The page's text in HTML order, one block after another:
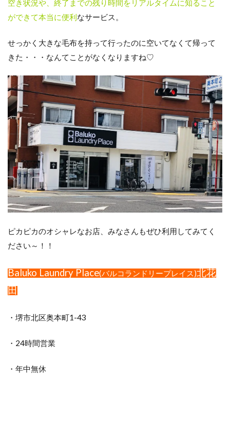
空き状況や、終了までの残り時間をリアルタイムに知ること
ができて本当に便利 なサービス。
せっかく大きな毛布を持って行ったのに空いてなくて帰って
きた・・・なんてことがなくなりますね♡
ピカピカのオシャレなお店、みなさんもぜひ利用してみてく
ださい～！！
Baluko Laundry Place(バルコランドリープレイス)北花
田
・堺市北区奥本町1-43
・24時間営業
・年中無休